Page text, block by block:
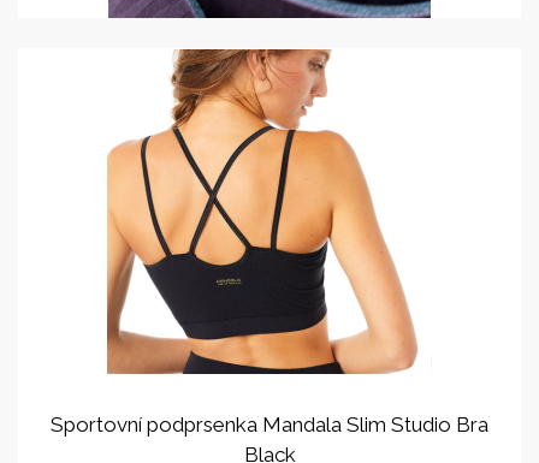
Sportovní podprsenka Mandala Slim Studio Bra
Black